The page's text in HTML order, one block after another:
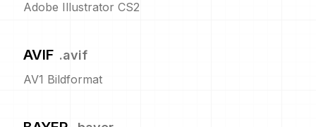
Adobe Illustrator CS2
AVIF .avif
AV1 Bildformat